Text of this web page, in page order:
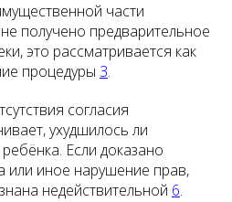
части
получено предварительное
это рассматривается как
процедуры 3.
согласия
ухудшилось ли
Если доказано
иное нарушение прав,
недействительной 6.